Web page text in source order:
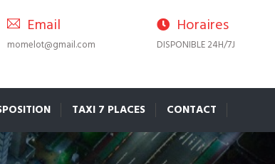
Email
momelot@gmail.com
Horaires
DISPONIBLE 24H/7J
TAXI 7 PLACES CONTACT